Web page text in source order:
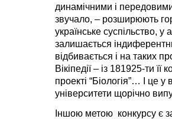
динамічними і
звучало, – розширюють
українське суспільство, у
залишається
відбивається і на таких
Вікіпедії – із 181925-ти
проекті “Біологія”… І це у
університети щорічно
Іншою метою конкурсу є